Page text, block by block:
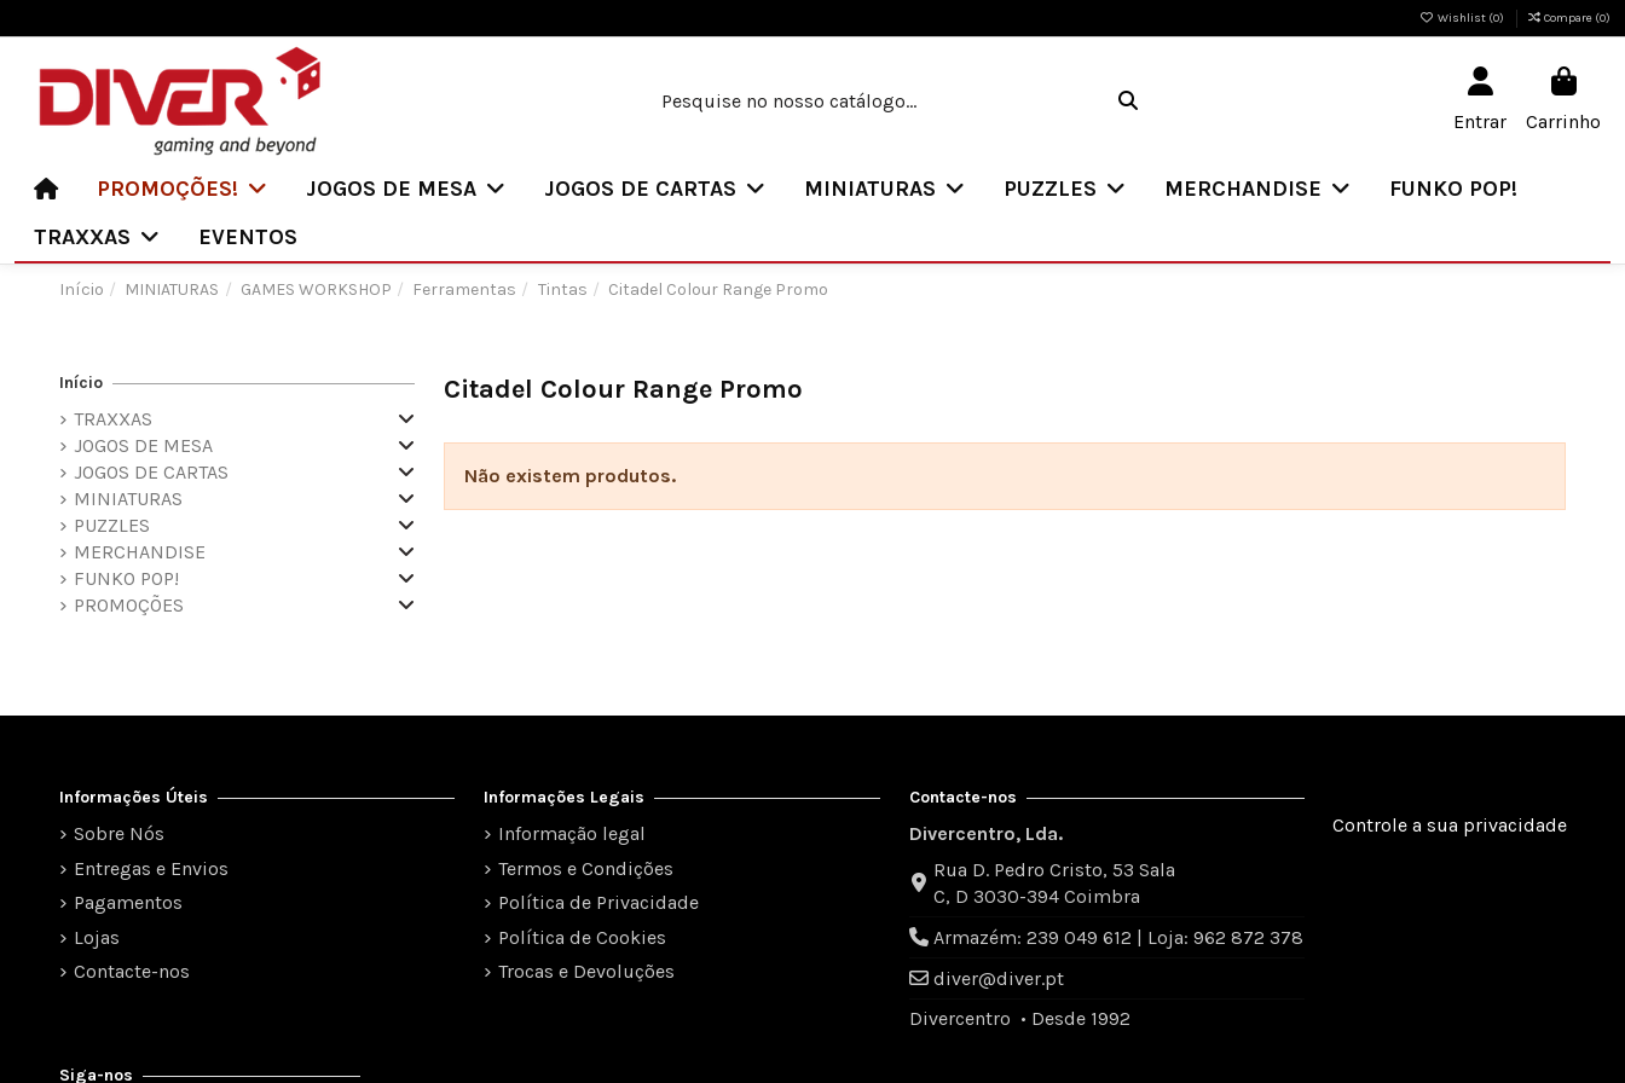
Wishlist (0) Compare (0)
Entrar Carrinho
PROMOÇÕES! JOGOS DE MESA JOGOS DE CARTAS MINIATURAS PUZZLES MERCHANDISE
FUNKO POP!
TRAXXAS
EVENTOS
Início MINIATURAS GAMES WORKSHOP Ferramentas Tintas Citadel Colour Range Promo
Citadel Colour Range Promo
Não existem produtos.
Início
TRAXXAS
JOGOS DE MESA
JOGOS DE CARTAS
MINIATURAS
PUZZLES
MERCHANDISE
FUNKO POP!
PROMOÇÕES
Informações Úteis
Sobre Nós
Entregas e Envios
Pagamentos
Lojas
Contacte-nos
Informações Legais
Informação legal
Termos e Condições
Política de Privacidade
Política de Cookies
Trocas e Devoluções
Contacte-nos
Divercentro, Lda.
Rua D. Pedro Cristo, 53 Sala
C, D 3030-394 Coimbra
Armazém: 239 049 612 | Loja: 962 872 378
diver@diver.pt
Divercentro • Desde 1992
Controle a sua privacidade
Siga-nos